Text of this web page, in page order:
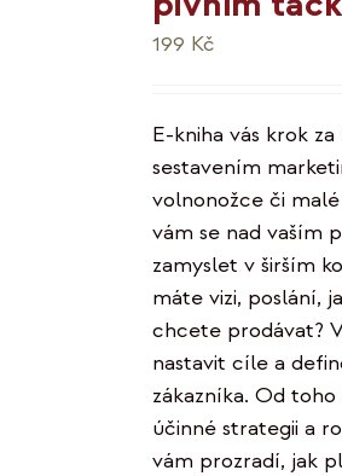
199 Kč
E-kniha vás krok
sestavením
volnonožce či
vám se nad vaším
zamyslet v širším
máte vizi, poslání,
chcete prodávat?
nastavit cíle a
zákazníka. Od
účinné strategii a
vám prozradí, jak